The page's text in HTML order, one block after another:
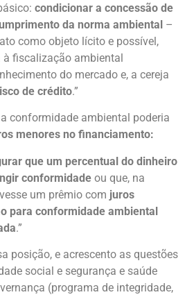
condicionar a concessão de
da norma ambiental –
como objeto lícito e possível,
fiscalização ambiental
do mercado e, a cereja
de crédito.”
conformidade ambiental poderia
menores no financiamento:
que um percentual do dinheiro
conformidade ou que, na
um prêmio com juros
para conformidade ambiental
.”
posição, e acrescento as questões
social e segurança e saúde
(programa de integridade,